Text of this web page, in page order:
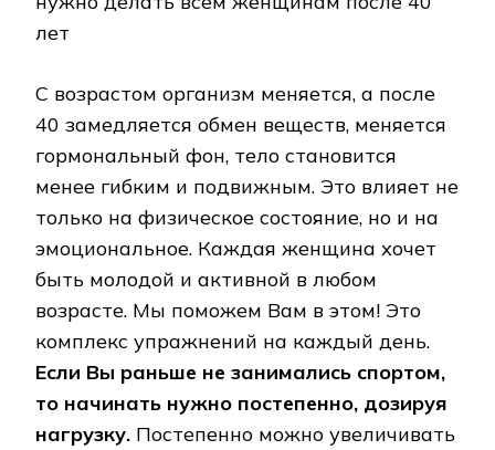
С возрастом организм меняется, а после
40 замедляется обмен веществ, меняется
гормональный фон, тело становится
менее гибким и подвижным. Это влияет не
только на физическое состояние, но и на
эмоциональное. Каждая женщина хочет
быть молодой и активной в любом
возрасте. Мы поможем Вам в этом! Это
комплекс упражнений на каждый день.
Если Вы раньше не занимались спортом,
то начинать нужно постепенно, дозируя
нагрузку. Постепенно можно увеличивать